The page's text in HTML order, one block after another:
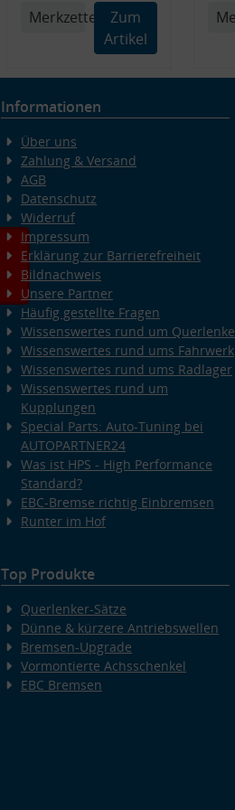
Merkzettel
Zum
Artikel
Informationen
Über uns
Zahlung & Versand
AGB
Datenschutz
Widerruf
Impressum
Erklärung zur Barrierefreiheit
Bildnachweis
Unsere Partner
Häufig gestellte Fragen
Wissenswertes rund um
Wissenswertes rund ums Fahrwerk
Wissenswertes rund ums Radlager
Wissenswertes rund um
Kupplungen
Special Parts: Auto-Tuning bei
AUTOPARTNER24
Was ist HPS - High Performance
Standard?
EBC-Bremse richtig Einbremsen
Runter im Hof
Top Produkte
Querlenker-Sätze
Dünne & kürzere Antriebswellen
Bremsen-Upgrade
Vormontierte Achsschenkel
EBC Bremsen